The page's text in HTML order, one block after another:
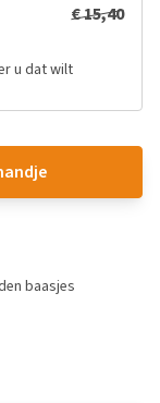
€ 15,40
u dat wilt
baasjes